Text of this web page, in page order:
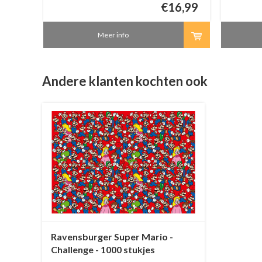
1960! Veel plezier met deze Ravensburger
€16,99
Meer info
1950!
Andere klanten kochten ook
Ravensburger Super Mario -
Challenge - 1000 stukjes